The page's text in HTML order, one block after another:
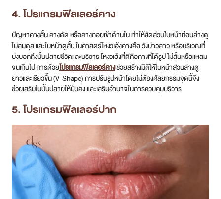
4. โปรแกรมฟิลเลอร์คาง
ปัญหาคางสั้น คางตัด หรือคางถอยเข้าด้านใน ทำให้สัดส่วนใบหน้าท่อนล่างดู
ไม่สมดุล และใบหน้าดูสั้น ในศาสตร์โหงวเฮ้งคางคือ วังบ่าวสาว หรือบริเวณที่
บ่งบอกถึงบั้นปลายชีวิตและบริวาร โหงวเฮ้งที่ดีคือคางที่ได้รูป ไม่สั้นหรือแหลม
จนเกินไป การด้วยโปรแกรมฟิลเลอร์คางช่วยสร้างมิติให้ใบหน้าส่วนล่างดู
ยาวและเรียวขึ้น (V-Shape) การปรับรูปหน้าโดยไม่ต้องศัลยกรรมจุดนี้จึง
ช่วยเสริมในบั้นปลายให้มั่นคง และเสริมอำนาจในการควบคุมบริวาร
5. โปรแกรมฟิลเลอร์ปาก